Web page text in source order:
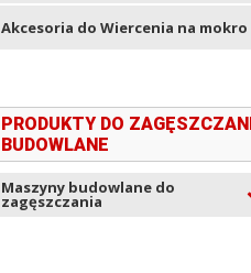
Akcesoria do Wiercenia na mokro
PRODUKTY DO
BUDOWLANE
Maszyny budowlane do
zagęszczania